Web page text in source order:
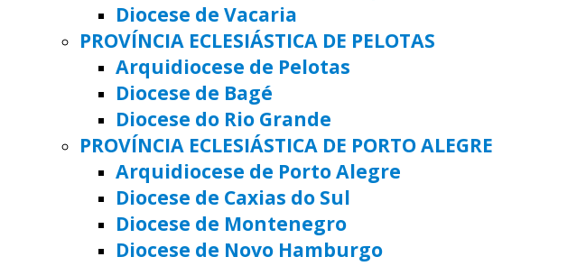
Diocese de Vacaria
PROVÍNCIA ECLESIÁSTICA DE PELOTAS
Arquidiocese de Pelotas
Diocese de Bagé
Diocese do Rio Grande
PROVÍNCIA ECLESIÁSTICA DE PORTO ALEGRE
Arquidiocese de Porto Alegre
Diocese de Caxias do Sul
Diocese de Montenegro
Diocese de Novo Hamburgo